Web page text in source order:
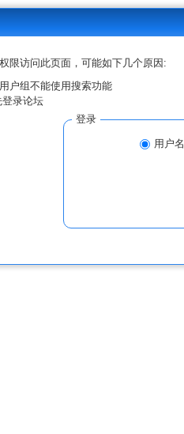
限访问此页面，可能如下几个原因:
户组不能使用搜索功能
录论坛
登录
用户名